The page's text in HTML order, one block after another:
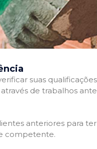
suas
de trabalhos
anteriores para
competente.